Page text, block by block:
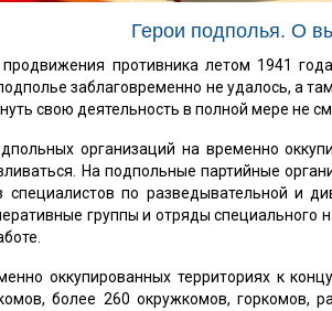
Герои подполья. О
противника летом 1941
заблаговременно не удалось, а
свою деятельность в полной мере не
организаций на временно
На подпольные партийные
специалистов по разведывательной и
группы и отряды специального
оккупированных территориях к
более 260 окружкомов, горкомов,